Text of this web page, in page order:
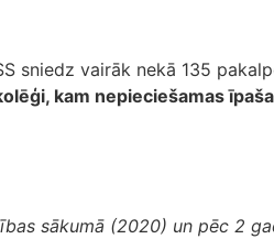
sniedz vairāk nekā 135
kam nepieciešamas
sākumā (2020) un pēc 2